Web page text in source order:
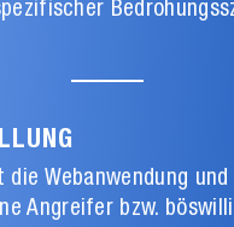
Webanwendung und
Angreifer bzw.